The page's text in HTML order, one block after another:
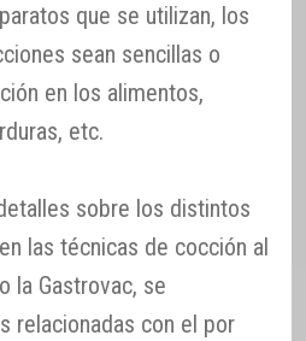
que se utilizan, los
sean sencillas o
en los alimentos,
etc.
sobre los distintos
las técnicas de cocción al
la Gastrovac, se
relacionadas con el por